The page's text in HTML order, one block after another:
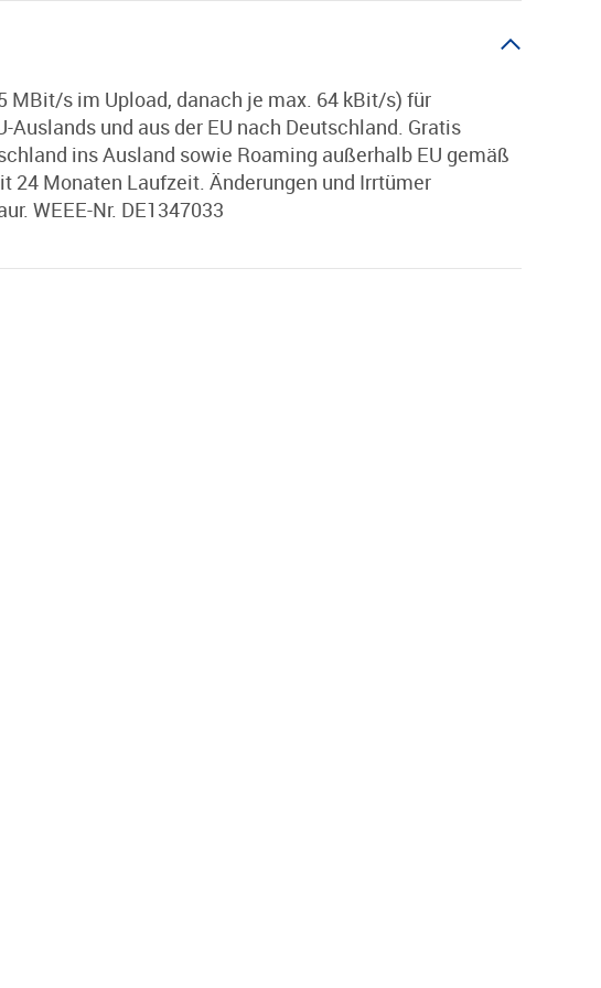
s im Upload, danach je max. 64 kBit/s) für
und aus der EU nach Deutschland. Gratis
ins Ausland sowie Roaming außerhalb EU gemäß
24 Monaten Laufzeit. Änderungen und Irrtümer
WEEE-Nr. DE1347033